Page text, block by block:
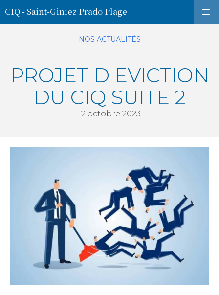
CIQ - Saint-Giniez Prado Plage
NOS ACTUALITÉS
PROJET D EVICTION
DU CIQ SUITE 2
12 octobre 2023